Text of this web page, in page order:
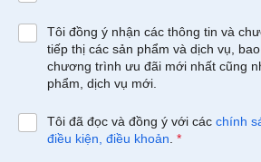
Tôi đồng ý nhận các thông tin và
tiếp thị các sản phẩm và dịch vụ,
chương trình ưu đãi mới nhất cũng
phẩm, dịch vụ mới.
Tôi đã đọc và đồng ý với các chính
điều kiện, điều khoản *